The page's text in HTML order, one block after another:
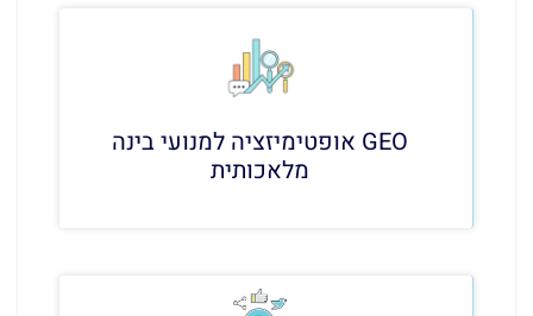
GEO אופטימיזציה למנועי בינה
מלאכותית